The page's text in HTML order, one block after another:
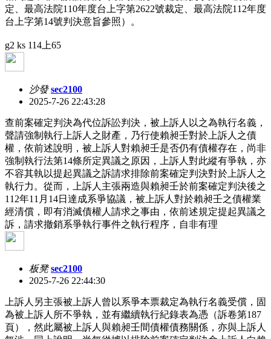
定、最高法院110年度台上字第2622號裁定、最高法院112年度
台上字第14號判決意旨參照）。
g2 ks 114上65
沙發 sec2100
2025-7-26 22:43:28
查前案確定判決為代位訴訟判決，被上訴人以之為執行名義，
聲請強制執行上訴人之財產，乃行使賴昶壬對於上訴人之債
權，依前述說明，被上訴人對賴昶壬是否仍有債權存在，尚非
強制執行法第14條所定異議之原因，上訴人對此縱有爭執，亦
不容其執以提起異議之訴請求排除前案確定判決對於上訴人之
執行力。從而，上訴人主張兩造與賴昶壬於前案確定判決後之
112年11月14日達成系爭協議，被上訴人對於賴昶壬之債權業
經清償，即有消滅債權人請求之事由，依前述規定提起異議之
訴，請求撤銷系爭執行事件之執行程序，自非有理
板凳 sec2100
2025-7-26 22:44:30
上訴人另主張被上訴人曾以系爭本票裁定為執行名義受償，固
為被上訴人所不爭執，並有繼續執行紀錄表為憑（訴卷第187
頁），然此屬被上訴人與賴昶壬間債權債務關係，亦與上訴人